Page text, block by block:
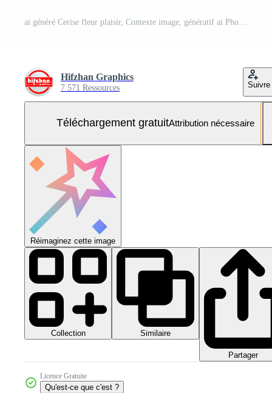
Hifzhan Graphics
7 571 Ressources Suivre
Téléchargement gratuitAttribution nécessaire
Réimaginez cette image
Collection Similaire
Partager
Licence Gratuite
Qu'est-ce que c'est ?